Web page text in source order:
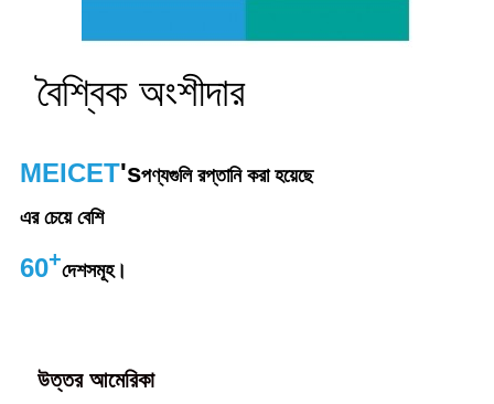
বৈশ্বিক অংশীদার
MEICET'sপণ্যগুলি রপ্তানি করা হয়েছে
এর চেয়ে বেশি
60+দেশসমূহ।
উত্তর আমেরিকা